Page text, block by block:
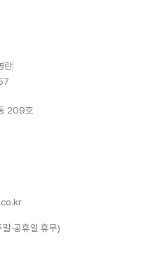
란
209호
·공휴일 휴무)